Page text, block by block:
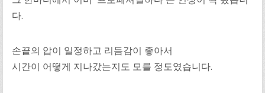
다.
손끝의 압이 일정하고 리듬감이 좋아서
시간이 어떻게 지나갔는지도 모를 정도였습니다.